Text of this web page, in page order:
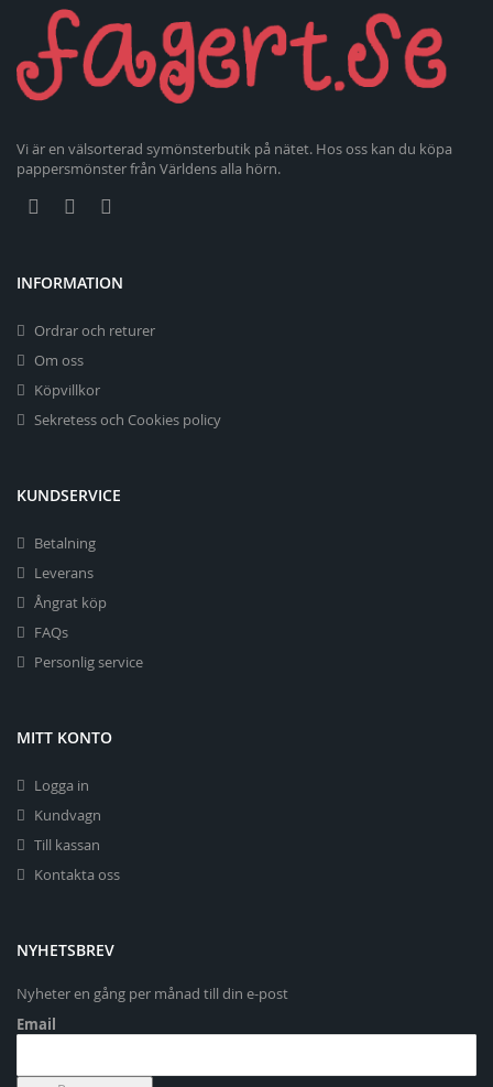
Vi är en välsorterad symönsterbutik på nätet. Hos oss kan du köpa
pappersmönster från Världens alla hörn.
INFORMATION
Ordrar och returer
Om oss
Köpvillkor
Sekretess och Cookies policy
KUNDSERVICE
Betalning
Leverans
Ångrat köp
FAQs
Personlig service
MITT KONTO
Logga in
Kundvagn
Till kassan
Kontakta oss
NYHETSBREV
Nyheter en gång per månad till din e-post
Email